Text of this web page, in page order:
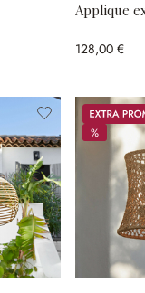
Applique
128,00 €
Promos
%
%